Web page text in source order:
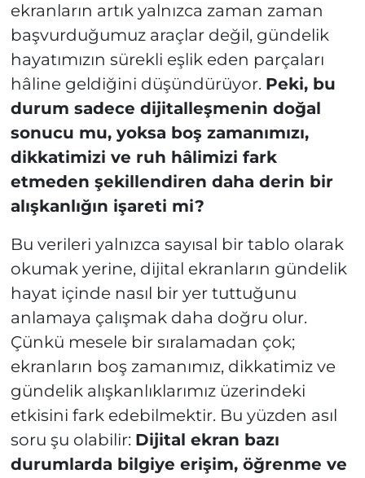
ekranların artık yalnızca zaman zaman
başvurduğumuz araçlar değil, gündelik
hayatımızın sürekli eşlik eden parçaları
hâline geldiğini düşündürüyor. Peki, bu
durum sadece dijitalleşmenin doğal
sonucu mu, yoksa boş zamanımızı,
dikkatimizi ve ruh hâlimizi fark
etmeden şekillendiren daha derin bir
alışkanlığın işareti mi?
Bu verileri yalnızca sayısal bir tablo olarak
okumak yerine, dijital ekranların gündelik
hayat içinde nasıl bir yer tuttuğunu
anlamaya çalışmak daha doğru olur.
Çünkü mesele bir sıralamadan çok;
ekranların boş zamanımız, dikkatimiz ve
gündelik alışkanlıklarımız üzerindeki
etkisini fark edebilmektir. Bu yüzden asıl
soru şu olabilir: Dijital ekran bazı
durumlarda bilgiye erişim, öğrenme ve